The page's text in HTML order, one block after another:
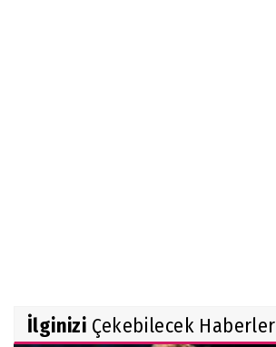
İlginizi Çekebilecek Haberler